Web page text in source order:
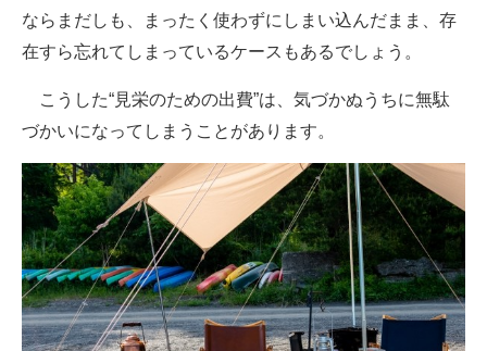
ならまだしも、まったく使わずにしまい込んだまま、存
在すら忘れてしまっているケースもあるでしょう。
こうした“見栄のための出費”は、気づかぬうちに無駄
づかいになってしまうことがあります。